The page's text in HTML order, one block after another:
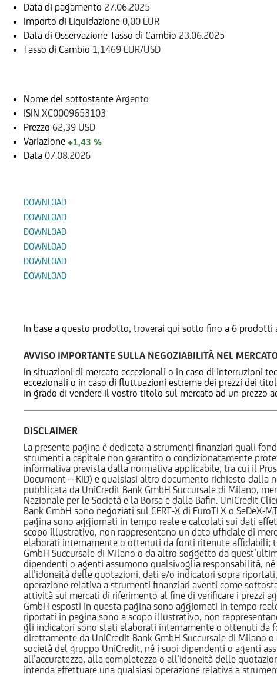
Data di pagamento 27.06.2025
Importo di Liquidazione 0,00 EUR
Data di Osservazione Tasso di Cambio 23.06.2025
Tasso di Cambio 1,1469 EUR/USD
Nome del sottostante Argento
ISIN XC0009653103
Prezzo 62,39 USD
Variazione +1,43 %
Data 07.08.2026
DOWNLOAD
DOWNLOAD
DOWNLOAD
DOWNLOAD
DOWNLOAD
DOWNLOAD
In base a questo prodotto, troverai qui sotto fino a 6
AVVISO IMPORTANTE SULLA NEGOZIABILITÀ NEL
In situazioni di mercato eccezionali o in caso di interruzioni
eccezionali o in caso di fluttuazioni estreme dei prezzi dei
in grado di vendere il vostro titolo sul mercato ad un prezzo
DISCLAIMER
La presente pagina è dedicata a strumenti finanziari quali
strumenti a capitale non garantito o condizionatamente
informativa prevista dalla normativa applicabile, tra cui il
Document – KID) e qualsiasi altro documento richiesto
pubblicata da UniCredit Bank GmbH Succursale di Milano,
Nazionale per le Società e la Borsa e dalla Bafin. UniCredit
Bank GmbH sono negoziati sul CERT-X di EuroTLX o
pagina sono aggiornati in tempo reale e calcolati sui dati
scopo illustrativo, non rappresentano un dato ufficiale di
elaborati internamente o ottenuti da fonti ritenute affidabili;
GmbH Succursale di Milano o da altro soggetto da
dipendenti o agenti assumono qualsivoglia responsabilità,
all’idoneità delle quotazioni, dati e/o indicatori sopra
operazione relativa a strumenti finanziari aventi come
attività sui mercati di riferimento al fine di verificare i prezzi
GmbH esposti in questa pagina sono aggiornati in tempo
riportati in pagina sono a scopo illustrativo, non
gli indicatori sono stati elaborati internamente o ottenuti da
direttamente da UniCredit Bank GmbH Succursale di Milano
società del gruppo UniCredit, né i suoi dipendenti o agenti
all’accuratezza, alla completezza o all’idoneità delle
intenda effettuare una qualsiasi operazione relativa a